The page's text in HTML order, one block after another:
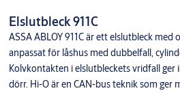
Elslutbleck 911C
ASSA ABLOY 911C är ett elslutbleck
anpassat för låshus med dubbelfall,
Kolvkontakten i elslutbleckets vridfall
dörr. Hi-O är en CAN-bus teknik som ger